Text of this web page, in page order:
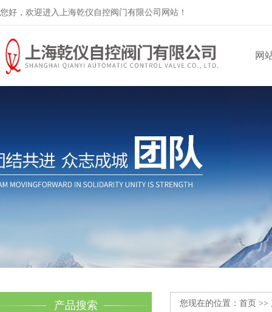
您好，欢迎进入上海乾仪自控阀门有限公司网站！
网
产品搜索 您现在的位置： 首页 >>